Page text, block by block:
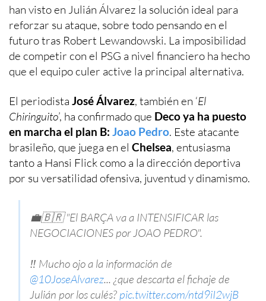
han visto en Julián Álvarez la solución ideal para
reforzar su ataque, sobre todo pensando en el
futuro tras Robert Lewandowski. La imposibilidad
de competir con el PSG a nivel financiero ha hecho
que el equipo culer active la principal alternativa.
El periodista José Álvarez, también en ‘El
Chiringuito’, ha confirmado que Deco ya ha puesto
en marcha el plan B: Joao Pedro. Este atacante
brasileño, que juega en el Chelsea, entusiasma
tanto a Hansi Flick como a la dirección deportiva
por su versatilidad ofensiva, juventud y dinamismo.
💼🇧🇷 "El BARÇA va a INTENSIFICAR las
NEGOCIACIONES por JOAO PEDRO".
‼️ Mucho ojo a la información de
@10JoseAlvarez... ¿que descarta el fichaje de
Julián por los culés? pic.twitter.com/ntd9iI2wjB